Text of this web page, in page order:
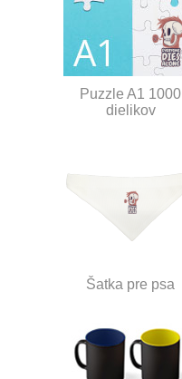
Puzzle A1 1000
dielikov
Šatka pre psa